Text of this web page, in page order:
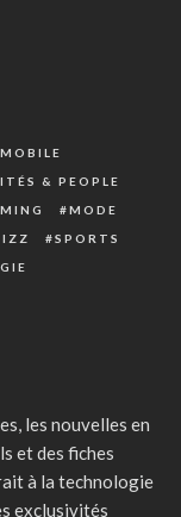
& PEOPLE
MODE
SPORTS
les nouvelles en
et des fiches
à la technologie
exclusivités